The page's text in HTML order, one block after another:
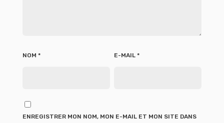
NOM * E-MAIL *
ENREGISTRER MON NOM, MON E-MAIL ET MON SITE DANS